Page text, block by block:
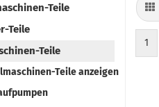
Teile
Teile
Teile
Teile anzeigen
1